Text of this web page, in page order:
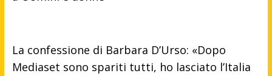
La confessione di Barbara D’Urso: «Dopo
Mediaset sono spariti tutti, ho lasciato l’Italia